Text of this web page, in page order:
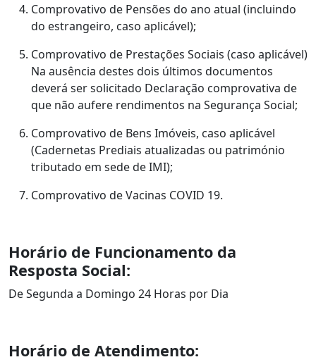
Comprovativo de Pensões do ano atual (incluindo
do estrangeiro, caso aplicável);
Comprovativo de Prestações Sociais (caso aplicável)
Na ausência destes dois últimos documentos
deverá ser solicitado Declaração comprovativa de
que não aufere rendimentos na Segurança Social;
Comprovativo de Bens Imóveis, caso aplicável
(Cadernetas Prediais atualizadas ou património
tributado em sede de IMI);
Comprovativo de Vacinas COVID 19.
Horário de Funcionamento da
Resposta Social:
De Segunda a Domingo 24 Horas por Dia
Horário de Atendimento: